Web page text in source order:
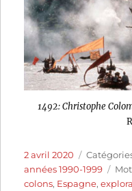
1492: Christophe
Publié
le
2 avril 2020
années 1990-1999
colons, Espagne,